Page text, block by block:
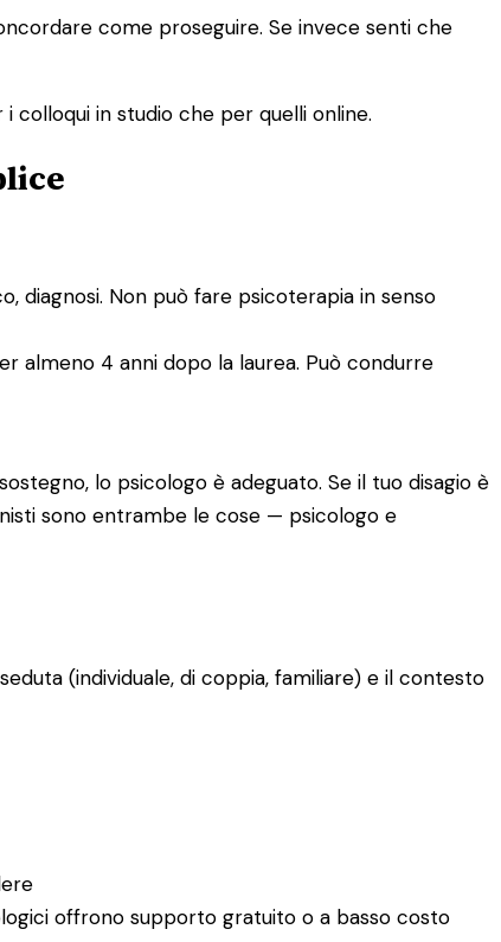
come proseguire. Se invece senti che
colloqui in studio che per quelli online.
diagnosi. Non può fare psicoterapia in senso
almeno 4 anni dopo la laurea. Può condurre
lo psicologo è adeguato. Se il tuo disagio è
sono entrambe le cose — psicologo e
(individuale, di coppia, familiare) e il contesto
offrono supporto gratuito o a basso costo